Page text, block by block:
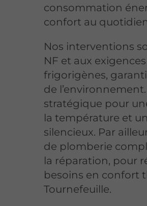
consommation
confort au
Nos interventions
NF et aux
frigorigènes,
de
stratégique pour
la température et
silencieux. Par
de plomberie
la réparation, pour
besoins en confort
Tournefeuille.